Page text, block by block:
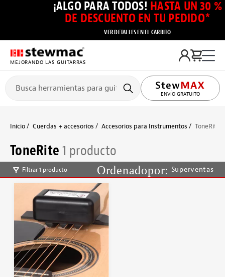
¡ALGO PARA TODOS! HASTA UN 30 %
DE DESCUENTO EN TU PEDIDO*
VER DETALLES EN EL CARRITO
MEJORANDO LAS GUITARRAS
ENVÍO GRATUITO
Inicio Cuerdas + accesorios Accesorios para Instrumentos ToneRite
ToneRite1 producto
Filtrar 1 producto Superventas